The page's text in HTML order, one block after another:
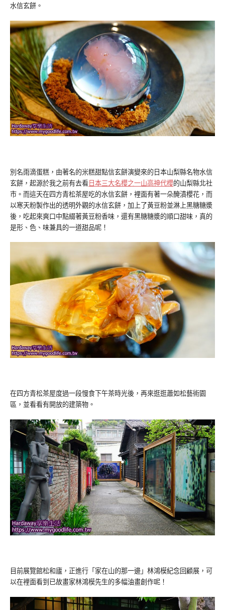
水信玄餅。
別名雨滴蛋糕，由著名的米糕甜點信玄餅演變來的日本山梨縣名物水信
玄餅，起源於我之前有去看日本三大名櫻之一山高神代櫻的山梨縣北社
市。而這天在四方青松茶屋吃的水信玄餅，裡面有著一朵醃漬櫻花，而
以寒天粉製作出的透明外觀的水信玄餅，加上了黃豆粉並淋上黑糖糖漿
後，吃起來爽口中點綴著黃豆粉香味，還有黑糖糖漿的順口甜味，真的
是形、色、味兼具的一道甜品呢！
在四方青松茶屋度過一段慢食下午茶時光後，再來逛逛蕭如松藝術園
區，並看看有開放的建築物。
目前展覽館松和廬，正進行「家在山的那一邊」林鴻模紀念回顧展，可
以在裡面看到已故畫家林鴻模先生的多幅油畫創作呢！